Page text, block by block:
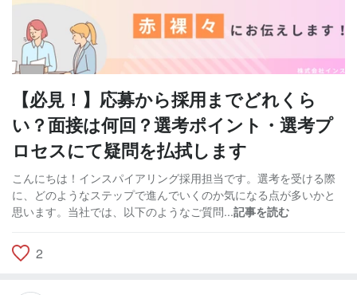
【必見！】応募から採用までどれくら
い？面接は何回？選考ポイント・選考プ
ロセスにて疑問を払拭します
こんにちは！インスパイアリング採用担当です。選考を受ける際
に、どのようなステップで進んでいくのか気になる点が多いかと
思います。当社では、以下のようなご質問...記事を読む
2